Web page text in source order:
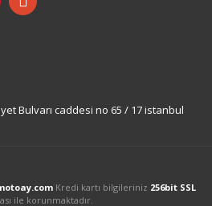
Bulvarı caddesi no 65 / 17 istanbul
Kredi kartı bilgileriniz 256bit SSL
ile korunmaktadır.